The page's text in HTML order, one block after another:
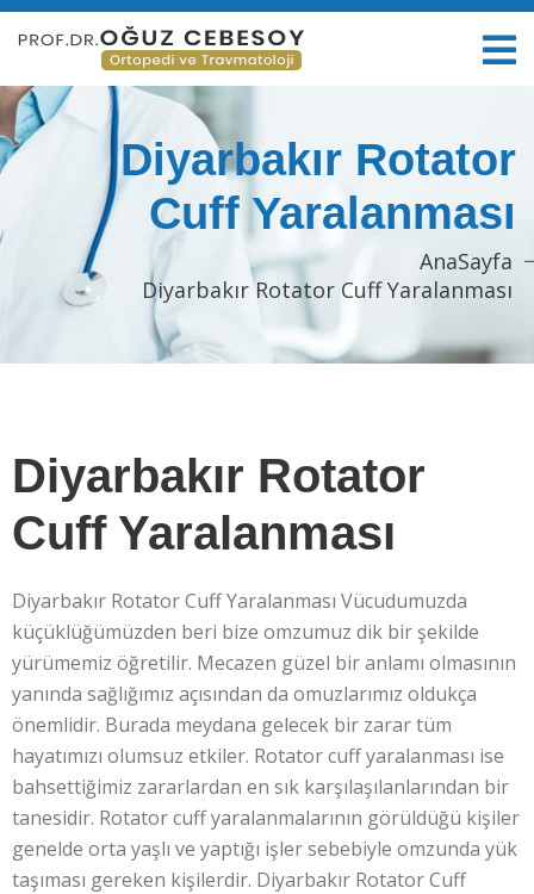
Diyarbakır Rotator
Cuff Yaralanması
AnaSayfa
Diyarbakır Rotator Cuff Yaralanması
Diyarbakır Rotator
Cuff Yaralanması
Diyarbakır Rotator Cuff Yaralanması Vücudumuzda
küçüklüğümüzden beri bize omzumuz dik bir şekilde
yürümemiz öğretilir. Mecazen güzel bir anlamı olmasının
yanında sağlığımız açısından da omuzlarımız oldukça
önemlidir. Burada meydana gelecek bir zarar tüm
hayatımızı olumsuz etkiler. Rotator cuff yaralanması ise
bahsettiğimiz zararlardan en sık karşılaşılanlarından bir
tanesidir. Rotator cuff yaralanmalarının görüldüğü kişiler
genelde orta yaşlı ve yaptığı işler sebebiyle omzunda yük
taşıması gereken kişilerdir. Diyarbakır Rotator Cuff